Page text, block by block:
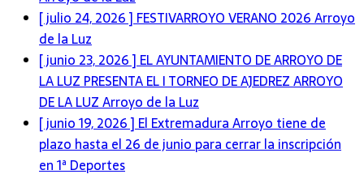
[ julio 24, 2026 ] FESTIVARROYO VERANO 2026Arroyo
de la Luz
[ junio 23, 2026 ] EL AYUNTAMIENTO DE ARROYO DE
LA LUZ PRESENTA EL I TORNEO DE AJEDREZ ARROYO
DE LA LUZArroyo de la Luz
[ junio 19, 2026 ] El Extremadura Arroyo tiene de
plazo hasta el 26 de junio para cerrar la inscripción
en 1ª Deportes